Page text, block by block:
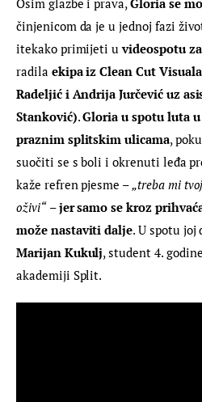
Osim glazbe i prava, Gloria se
činjenicom da je u jednoj fazi
itekako primijeti u videospotu
radila ekipa iz Clean Cut
Radeljić i Andrija Jurčević uz
Stanković). Gloria u spotu luta
praznim splitskim ulicama,
suočiti se s boli i okrenuti leđa
kaže refren pjesme – „treba mi
oživi“ – jer samo se kroz
može nastaviti dalje. U spotu
Marijan Kukulj, student 4.
akademiji Split.